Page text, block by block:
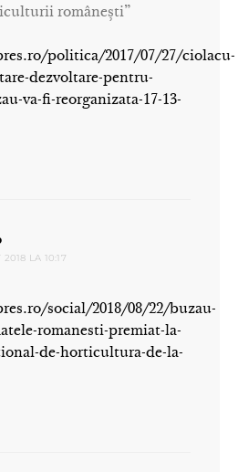
românești”
politica/2017/07/27/ciolacu-
dezvoltare-pentru-
va-fi-reorganizata-17-13-
2018 LA 10:17
social/2018/08/22/buzau-
romanesti-premiat-la-
de-horticultura-de-la-